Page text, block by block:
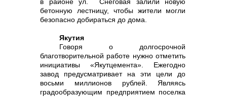
бетонную лестницу, чтобы жители могли
безопасно добираться до дома.
Якутия
Говоря о долгосрочной
благотворительной работе нужно отметить
инициативы «Якутцемента». Ежегодно
завод предусматривает на эти цели до
восьми миллионов рублей. Являясь
градообразующим предприятием поселка